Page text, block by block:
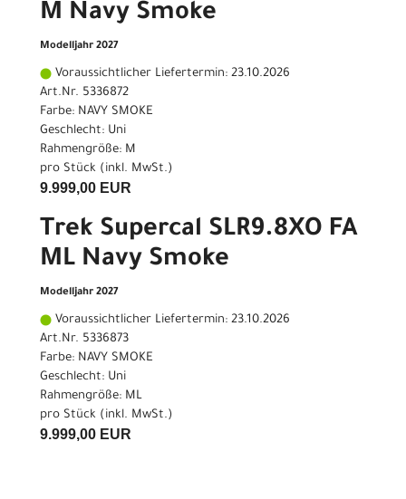
M Navy Smoke
Modelljahr 2027
Voraussichtlicher Liefertermin: 23.10.2026
Art.Nr. 5336872
Farbe: NAVY SMOKE
Geschlecht: Uni
Rahmengröße: M
pro Stück (inkl. MwSt.)
9.999,00 EUR
Trek Supercal SLR9.8XO FA
ML Navy Smoke
Modelljahr 2027
Voraussichtlicher Liefertermin: 23.10.2026
Art.Nr. 5336873
Farbe: NAVY SMOKE
Geschlecht: Uni
Rahmengröße: ML
pro Stück (inkl. MwSt.)
9.999,00 EUR